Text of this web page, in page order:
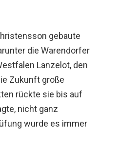
gebaute
die Warendorfer
Lanzelot, den
Zukunft große
rückte sie bis auf
nicht ganz
wurde es immer